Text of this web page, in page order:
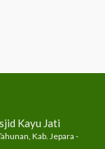
Kayu Jati
Kab. Jepara -